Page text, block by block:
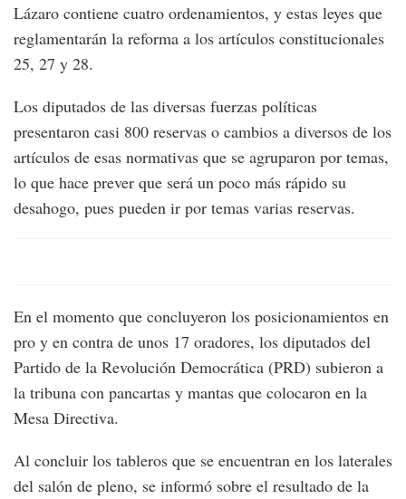
Lázaro contiene cuatro ordenamientos, y estas leyes que
reglamentarán la reforma a los artículos constitucionales
25, 27 y 28.
Los diputados de las diversas fuerzas políticas
presentaron casi 800 reservas o cambios a diversos de los
artículos de esas normativas que se agruparon por temas,
lo que hace prever que será un poco más rápido su
desahogo, pues pueden ir por temas varias reservas.
En el momento que concluyeron los posicionamientos en
pro y en contra de unos 17 oradores, los diputados del
Partido de la Revolución Democrática (PRD) subieron a
la tribuna con pancartas y mantas que colocaron en la
Mesa Directiva.
Al concluir los tableros que se encuentran en los laterales
del salón de pleno, se informó sobre el resultado de la